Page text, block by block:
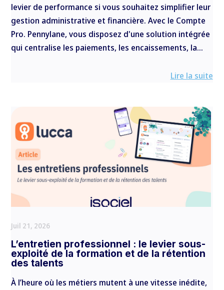
levier de performance si vous souhaitez simplifier leur
gestion administrative et financière. Avec le Compte
Pro. Pennylane, vous disposez d'une solution intégrée
qui centralise les paiements, les encaissements, la...
Lire la suite
L’entretien professionnel : le levier sous-
exploité de la formation et de la rétention
des talents
Juil 21, 2026
À l’heure où les métiers mutent à une vitesse inédite,